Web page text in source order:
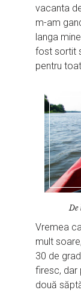
vacanta
m-am
langa
fost sortit
pentru
De
Vremea
mult
30 de
firesc, dar
două